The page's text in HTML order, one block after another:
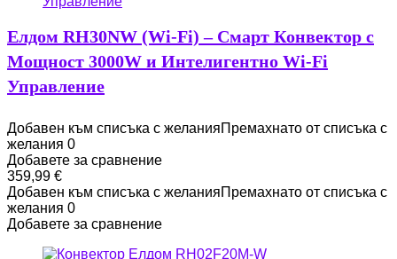
Елдом RH30NW (Wi-Fi) – Смарт Конвектор с
Мощност 3000W и Интелигентно Wi-Fi
Управление
Добавен към списъка с желанияПремахнато от списъка с
желания 0
Добавете за сравнение
359,99 €
Добавен към списъка с желанияПремахнато от списъка с
желания 0
Добавете за сравнение